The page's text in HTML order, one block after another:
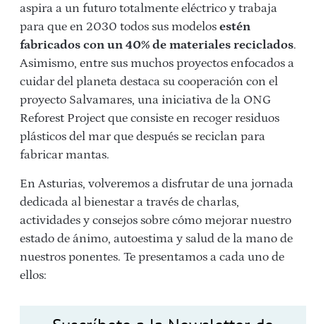
aspira a un futuro totalmente eléctrico y trabaja
para que en 2030 todos sus modelos estén
fabricados con un 40% de materiales reciclados.
Asimismo, entre sus muchos proyectos enfocados a
cuidar del planeta destaca su cooperación con el
proyecto Salvamares, una iniciativa de la ONG
Reforest Project que consiste en recoger residuos
plásticos del mar que después se reciclan para
fabricar mantas.
En Asturias, volveremos a disfrutar de una jornada
dedicada al bienestar a través de charlas,
actividades y consejos sobre cómo mejorar nuestro
estado de ánimo, autoestima y salud de la mano de
nuestros ponentes. Te presentamos a cada uno de
ellos: